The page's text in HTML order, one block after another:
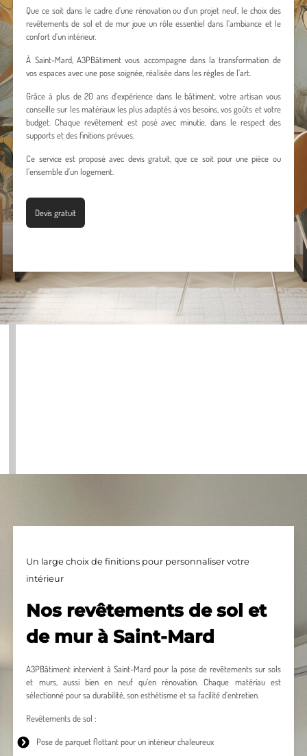
Que ce soit dans le cadre d’une rénovation ou d’un projet neuf, le choix des
revêtements de sol et de mur joue un rôle essentiel dans l’ambiance et le
confort d’un intérieur.
À Saint-Mard, A3PBâtiment vous accompagne dans la transformation de
vos espaces avec une pose soignée, réalisée dans les règles de l’art.
Grâce à plus de 20 ans d’expérience dans le bâtiment, votre artisan vous
conseille sur les matériaux les plus adaptés à vos besoins, vos goûts et votre
budget. Chaque revêtement est posé avec minutie, dans le respect des
supports et des finitions prévues.
Ce service est proposé avec devis gratuit, que ce soit pour une pièce ou
l’ensemble d’un logement.
Devis gratuit
Un large choix de finitions pour personnaliser votre
intérieur
Nos revêtements de sol et
de mur à Saint-Mard
A3PBâtiment intervient à Saint-Mard pour la pose de revêtements sur sols
et murs, aussi bien en neuf qu’en rénovation. Chaque matériau est
sélectionné pour sa durabilité, son esthétisme et sa facilité d’entretien.
Revêtements de sol :
Pose de parquetflottant pour un intérieur chaleureux